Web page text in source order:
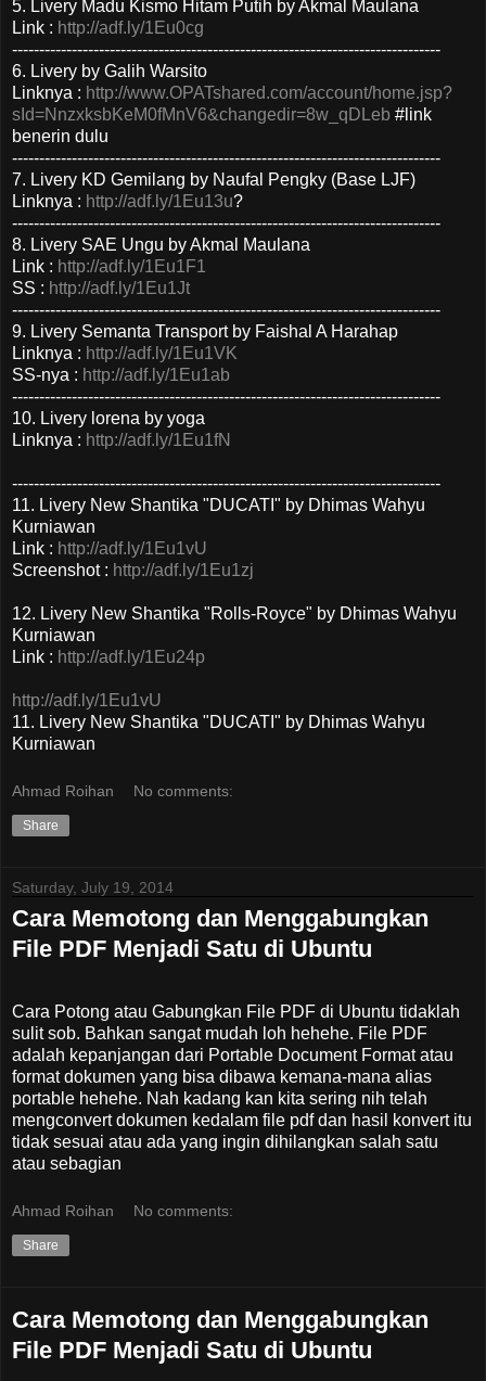
5. Livery Madu Kismo Hitam Putih by Akmal Maulana
Link : http://adf.ly/1Eu0cg
-------------------------------------------------------------------------------
6. Livery by Galih Warsito
Linknya : http://www.OPATshared.com/account/home.jsp?
sId=NnzxksbKeM0fMnV6&changedir=8w_qDLeb #link
benerin dulu
-------------------------------------------------------------------------------
7. Livery KD Gemilang by Naufal Pengky (Base LJF)
Linknya : http://adf.ly/1Eu13u?
-------------------------------------------------------------------------------
8. Livery SAE Ungu by Akmal Maulana
Link : http://adf.ly/1Eu1F1
SS : http://adf.ly/1Eu1Jt
-------------------------------------------------------------------------------
9. Livery Semanta Transport by Faishal A Harahap
Linknya : http://adf.ly/1Eu1VK
SS-nya : http://adf.ly/1Eu1ab
-------------------------------------------------------------------------------
10. Livery lorena by yoga
Linknya : http://adf.ly/1Eu1fN
-------------------------------------------------------------------------------
11. Livery New Shantika "DUCATI" by Dhimas Wahyu
Kurniawan
Link : http://adf.ly/1Eu1vU
Screenshot : http://adf.ly/1Eu1zj
12. Livery New Shantika "Rolls-Royce" by Dhimas Wahyu
Kurniawan
Link : http://adf.ly/1Eu24p
http://adf.ly/1Eu1vU
11. Livery New Shantika "DUCATI" by Dhimas Wahyu
Kurniawan
Ahmad Roihan No comments:
Share
Saturday, July 19, 2014
Cara Memotong dan Menggabungkan
File PDF Menjadi Satu di Ubuntu
Cara Potong atau Gabungkan File PDF di Ubuntu tidaklah
sulit sob. Bahkan sangat mudah loh hehehe. File PDF
adalah kepanjangan dari Portable Document Format atau
format dokumen yang bisa dibawa kemana-mana alias
portable hehehe. Nah kadang kan kita sering nih telah
mengconvert dokumen kedalam file pdf dan hasil konvert itu
tidak sesuai atau ada yang ingin dihilangkan salah satu
atau sebagian
Ahmad Roihan No comments:
Share
Cara Memotong dan Menggabungkan
File PDF Menjadi Satu di Ubuntu